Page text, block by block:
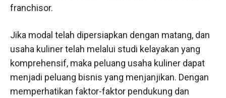
franchisor.
Jika modal telah dipersiapkan dengan matang, dan
usaha kuliner telah melalui studi kelayakan yang
komprehensif, maka peluang usaha kuliner dapat
menjadi peluang bisnis yang menjanjikan. Dengan
memperhatikan faktor-faktor pendukung dan